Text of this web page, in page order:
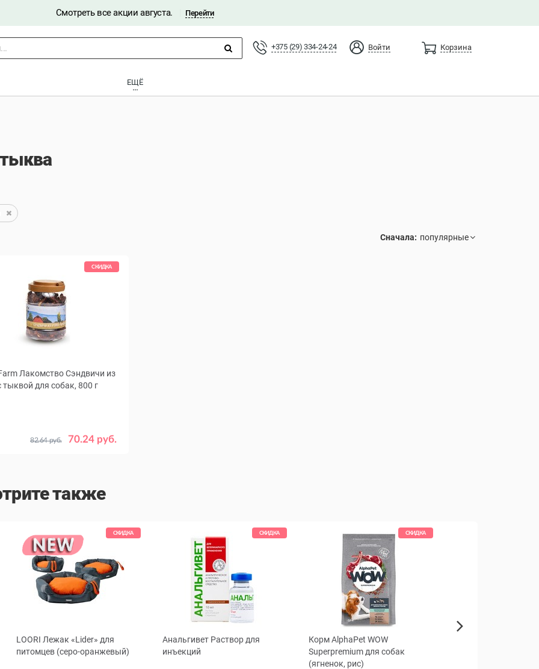
Смотреть все акции августа. Перейти
+375 (29) 334-24-24 Войти Корзина
ЕЩЁ
Сначала:
СКИДКА
Лакомство Сэндвичи из
тыквой для собак, 800 г
70.24 руб.
82.64 руб.
также
СКИДКА
LOORI Лежак «Lider» для
питомцев (серо-оранжевый)
СКИДКА
Анальгивет Раствор для
инъекций
СКИДКА
Корм AlphaPet WOW
Superpremium для собак
(ягненок, рис)